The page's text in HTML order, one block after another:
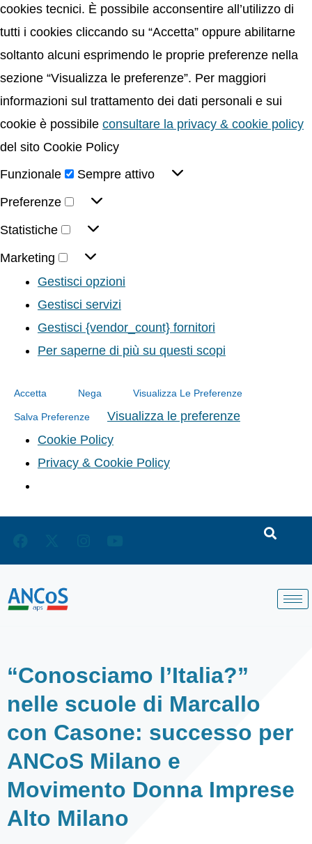
cookies tecnici. È possibile acconsentire all’utilizzo di
tutti i cookies cliccando su “Accetta” oppure abilitarne
soltanto alcuni esprimendo le proprie preferenze nella
sezione “Visualizza le preferenze”. Per maggiori
informazioni sul trattamento dei dati personali e sui
cookie è possibile consultare la privacy & cookie policy
del sito Cookie Policy
Funzionale
Sempre attivo
Preferenze
Statistiche
Marketing
Gestisci opzioni
Gestisci servizi
Gestisci {vendor_count} fornitori
Per saperne di più su questi scopi
Accetta Nega Visualizza Le Preferenze
Salva Preferenze
Visualizza le preferenze
Cookie Policy
Privacy & Cookie Policy
“Conosciamo l’Italia?”
nelle scuole di Marcallo
con Casone: successo per
ANCoS Milano e
Movimento Donna Imprese
Alto Milano